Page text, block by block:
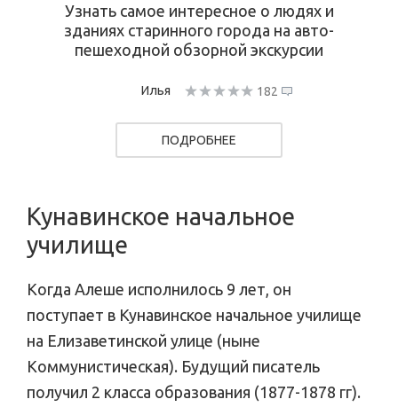
Узнать самое интересное о людях и
зданиях старинного города на авто-
пешеходной обзорной экскурсии
Илья 182
ПОДРОБНЕЕ
Кунавинское начальное
училище
Когда Алеше исполнилось 9 лет, он
поступает в Кунавинское начальное училище
на Елизаветинской улице (ныне
Коммунистическая). Будущий писатель
получил 2 класса образования (1877-1878 гг).